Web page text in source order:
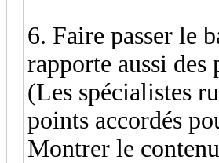
6. Faire passer le
rapporte aussi
(Les spécialistes
points accordés
Montrer le contenu